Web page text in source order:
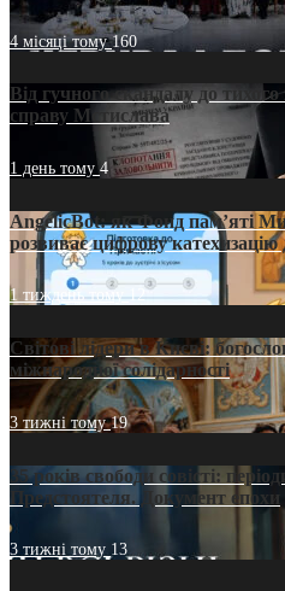
4 місяці тому160
Від гучного скандалу до
справу Мстислава
1 день тому4
AngelicBot: як Фонд пам’яті
розвиває цифрову катехизацію
1 тиждень тому12
Світові лідери в Києві:
міжнародної солідарності
3 тижні тому19
35 років свободи совісті:
Предстоятеля. Документ епохи
3 тижні тому 13